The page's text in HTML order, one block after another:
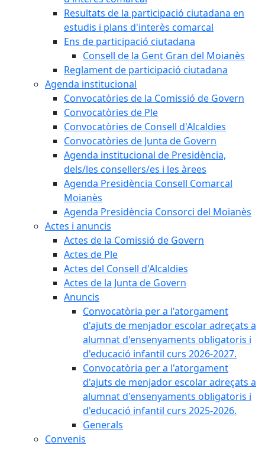
Resultats de la participació ciutadana en
estudis i plans d'interès comarcal
Ens de participació ciutadana
Consell de la Gent Gran del Moianès
Reglament de participació ciutadana
Agenda institucional
Convocatòries de la Comissió de Govern
Convocatòries de Ple
Convocatòries de Consell d'Alcaldies
Convocatòries de Junta de Govern
Agenda institucional de Presidència,
dels/les consellers/es i les àrees
Agenda Presidència Consell Comarcal
Moianès
Agenda Presidència Consorci del Moianès
Actes i anuncis
Actes de la Comissió de Govern
Actes de Ple
Actes del Consell d'Alcaldies
Actes de la Junta de Govern
Anuncis
Convocatòria per a l'atorgament
d'ajuts de menjador escolar adreçats a
alumnat d'ensenyaments obligatoris i
d'educació infantil curs 2026-2027.
Convocatòria per a l'atorgament
d'ajuts de menjador escolar adreçats a
alumnat d'ensenyaments obligatoris i
d'educació infantil curs 2025-2026.
Generals
Convenis